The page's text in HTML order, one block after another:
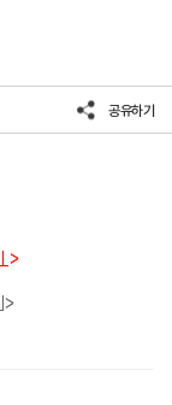
공유하기